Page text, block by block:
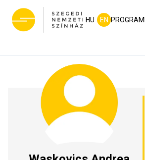
HU EN PROGRAM